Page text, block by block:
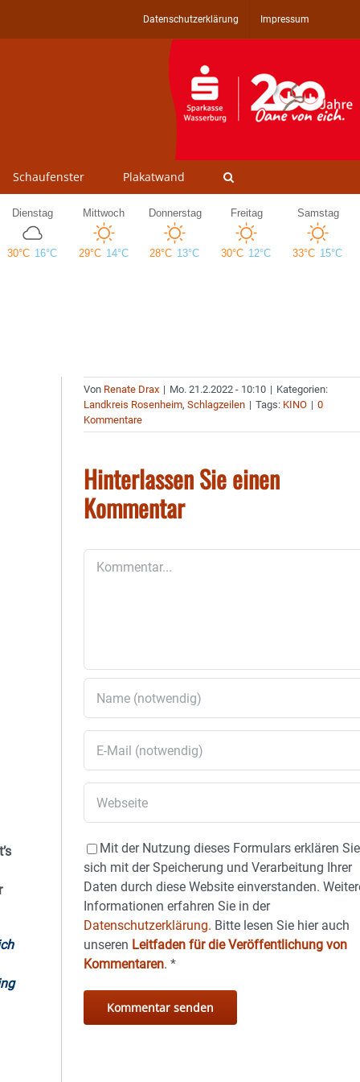
Datenschutzerklärung Impressum
Schaufenster Plakatwand
Von Renate Drax | Mo. 21.2.2022 - 10:10 | Kategorien:
Landkreis Rosenheim,Schlagzeilen | Tags: KINO | 0
Kommentare
Hinterlassen Sie einen
Kommentar
Mit der Nutzung dieses Formulars erklären Sie
sich mit der Speicherung und Verarbeitung Ihrer
Daten durch diese Website einverstanden.
Informationen erfahren Sie in der
Datenschutzerklärung. Bitte lesen Sie hier auch
unseren Leitfaden für die Veröffentlichung von
Kommentaren.*